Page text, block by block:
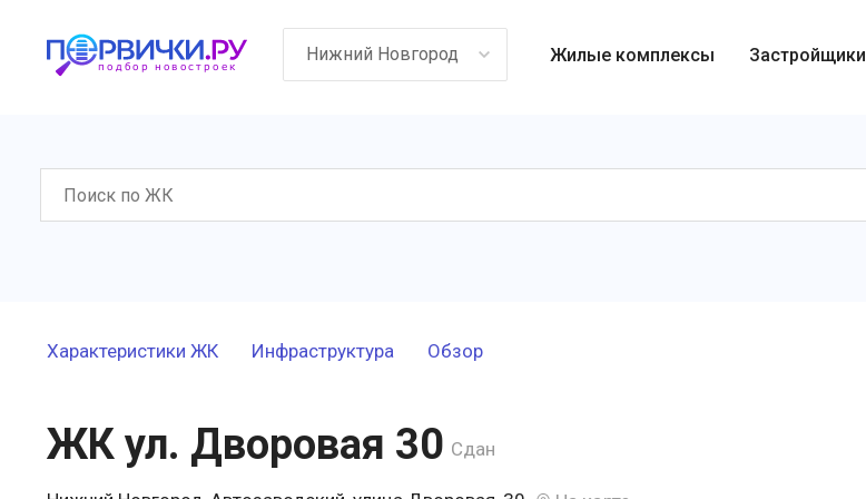
Нижний Новгород Жилые комплексы Застройщики
Характеристики ЖК Инфраструктура Обзор
ЖК ул. Дворовая 30 Сдан